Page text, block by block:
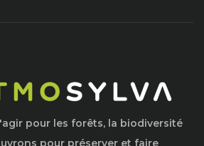
pour les forêts, la biodiversité
pour préserver et faire